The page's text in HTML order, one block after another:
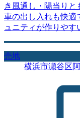
き風通し・陽当りと
車の出し入れも快適
ュニティが作りやす
売地
横浜市瀬谷区